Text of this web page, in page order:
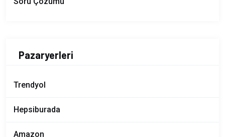
Pazaryerleri
Trendyol
Hepsiburada
Amazon